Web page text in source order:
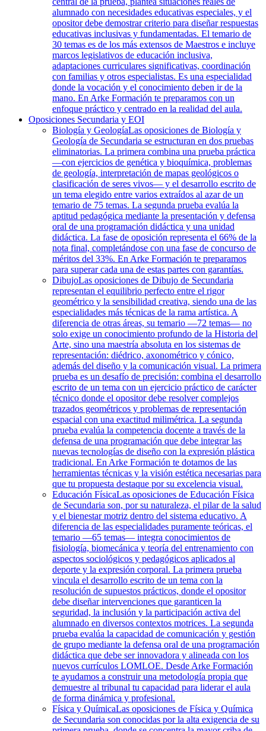
alumnado con necesidades educativas especiales, y el
opositor debe demostrar criterio para diseñar respuestas
educativas inclusivas y fundamentadas. El temario de
30 temas es de los más extensos de Maestros e incluye
marcos legislativos de educación inclusiva,
adaptaciones curriculares significativas, coordinación
con familias y otros especialistas. Es una especialidad
donde la vocación y el conocimiento deben ir de la
mano. En Arke Formación te preparamos con un
enfoque práctico y centrado en la realidad del aula.
Oposiciones Secundaria y EOI
Biología y GeologíaLas oposiciones de Biología y
Geología de Secundaria se estructuran en dos pruebas
eliminatorias. La primera combina una prueba práctica
—con ejercicios de genética y bioquímica, problemas
de geología, interpretación de mapas geológicos o
clasificación de seres vivos— y el desarrollo escrito de
un tema elegido entre varios extraídos al azar de un
temario de 75 temas. La segunda prueba evalúa la
aptitud pedagógica mediante la presentación y defensa
oral de una programación didáctica y una unidad
didáctica. La fase de oposición representa el 66% de la
nota final, completándose con una fase de concurso de
méritos del 33%. En Arke Formación te preparamos
para superar cada una de estas partes con garantías.
DibujoLas oposiciones de Dibujo de Secundaria
representan el equilibrio perfecto entre el rigor
geométrico y la sensibilidad creativa, siendo una de las
especialidades más técnicas de la rama artística. A
diferencia de otras áreas, su temario —72 temas— no
solo exige un conocimiento profundo de la Historia del
Arte, sino una maestría absoluta en los sistemas de
representación: diédrico, axonométrico y cónico,
además del diseño y la comunicación visual. La primera
prueba es un desafío de precisión: combina el desarrollo
escrito de un tema con un ejercicio práctico de carácter
técnico donde el opositor debe resolver complejos
trazados geométricos y problemas de representación
espacial con una exactitud milimétrica. La segunda
prueba evalúa la competencia docente a través de la
defensa de una programación que debe integrar las
nuevas tecnologías de diseño con la expresión plástica
tradicional. En Arke Formación te dotamos de las
herramientas técnicas y la visión estética necesarias para
que tu propuesta destaque por su excelencia visual.
Educación FísicaLas oposiciones de Educación Física
de Secundaria son, por su naturaleza, el pilar de la salud
y el bienestar motriz dentro del sistema educativo. A
diferencia de las especialidades puramente teóricas, el
temario —65 temas— integra conocimientos de
fisiología, biomecánica y teoría del entrenamiento con
aspectos sociológicos y pedagógicos aplicados al
deporte y la expresión corporal. La primera prueba
vincula el desarrollo escrito de un tema con la
resolución de supuestos prácticos, donde el opositor
debe diseñar intervenciones que garanticen la
seguridad, la inclusión y la participación activa del
alumnado en diversos contextos motrices. La segunda
prueba evalúa la capacidad de comunicación y gestión
de grupo mediante la defensa oral de una programación
didáctica que debe ser innovadora y alineada con los
nuevos currículos LOMLOE. Desde Arke Formación
te ayudamos a construir una metodología propia que
demuestre al tribunal tu capacidad para liderar el aula
de forma dinámica y profesional.
Física y QuímicaLas oposiciones de Física y Química
de Secundaria son conocidas por la alta exigencia de su